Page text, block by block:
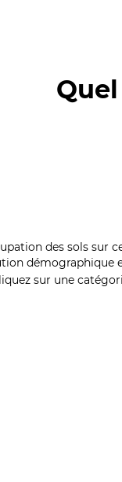
des sols sur
démographique
sur une